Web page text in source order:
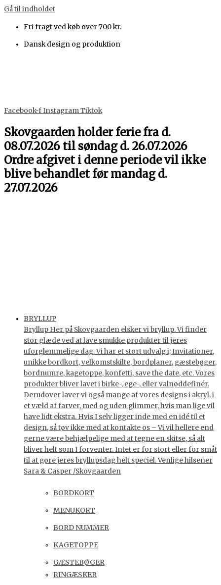
Gå til indholdet
Fri fragt ved køb over 700 kr.
Dansk design og produktion
Facebook-fInstagramTiktok
Skovgaarden holder ferie fra d.
08.07.2026 til søndag d. 26.07.2026
Ordre afgivet i denne periode vil ikke
blive behandlet før mandag d.
27.07.2026
BRYLLUP
Bryllup Her på Skovgaarden elsker vi bryllup. Vi finder
stor glæde ved at lave smukke produkter til jeres
uforglemmelige dag. Vi har et stort udvalg i; Invitationer,
unikke bordkort, velkomstskilte, bordplaner, gæstebøger,
bordnumre, kagetoppe, konfetti, save the date, etc. Vores
produkter bliver lavet i birke-, ege-, eller valnøddefinér.
Derudover laver vi også mange af vores designs i akryl, i
et væld af farver, med og uden glimmer, hvis man lige vil
have lidt ekstra. Hvis I selv ligger inde med en idé til et
design, så tøv ikke med at kontakte os – Vi vil hellere end
gerne være behjælpelige med at tegne en skitse, så alt
bliver helt som I forventer. Intet er for stort eller for småt
til at gøre jeres bryllupsdag helt speciel. Venlige hilsener
Sara & Casper /Skovgaarden
BORDKORT
MENUKORT
BORD NUMMER
KAGETOPPE
GÆSTEBØGER
RINGÆSKER